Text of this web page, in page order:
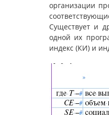
организации
Существует и
одной их
индекс (КИ) и